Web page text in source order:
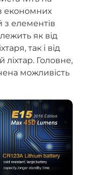
економних
з елементів
як від
так і від
ліхтар. Головне,
можливість